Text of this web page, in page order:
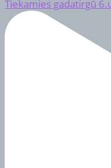
Tiekamies gadatirgū